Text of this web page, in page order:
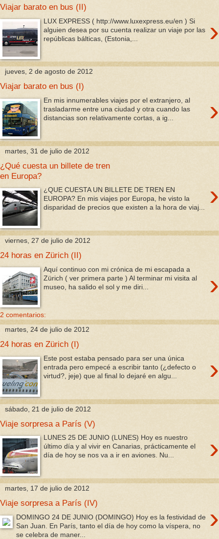
Viajar barato en bus (II)
›
LUX EXPRESS ( http://www.luxexpress.eu/en ) Si
alguien desea por su cuenta realizar un viaje por las
repúblicas bálticas, (Estonia,...
jueves, 2 de agosto de 2012
Viajar barato en bus (I)
›
En mis innumerables viajes por el extranjero, al
trasladarme entre una ciudad y otra cuando las
distancias son relativamente cortas, a ig...
martes, 31 de julio de 2012
¿Qué cuesta un billete de tren
en Europa?
›
¿QUE CUESTA UN BILLETE DE TREN EN
EUROPA? En mis viajes por Europa, he visto la
disparidad de precios que existen a la hora de viaj...
viernes, 27 de julio de 2012
24 horas en Zürich (II)
›
Aquí continuo con mi crónica de mi escapada a
Zürich ( ver primera parte ) Al terminar mi visita al
museo, ha salido el sol y me diri...
2 comentarios:
martes, 24 de julio de 2012
24 horas en Zürich (I)
›
Este post estaba pensado para ser una única
entrada pero empecé a escribir tanto (¿defecto o
virtud?, jeje) que al final lo dejaré en algu...
sábado, 21 de julio de 2012
Viaje sorpresa a París (V)
›
LUNES 25 DE JUNIO (LUNES) Hoy es nuestro
último día y al vivir en Canarias, prácticamente el
día de hoy se nos va a ir en aviones. Nu...
martes, 17 de julio de 2012
Viaje sorpresa a París (IV) ›
DOMINGO 24 DE JUNIO (DOMINGO) Hoy es la festividad de
San Juan. En París, tanto el día de hoy como la víspera, no
se celebra de maner...